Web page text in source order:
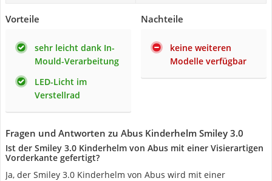
Vorteile
sehr leicht dank In-
Mould-Verarbeitung
LED-Licht im
Verstellrad
Nachteile
keine weiteren
Modelle verfügbar
Fragen und Antworten zu Abus Kinderhelm Smiley 3.0
Ist der Smiley 3.0 Kinderhelm von Abus mit einer Visierartigen
Vorderkante gefertigt?
Ja, der Smiley 3.0 Kinderhelm von Abus wird mit einer